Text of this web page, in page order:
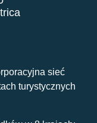
sieć
turystycznych